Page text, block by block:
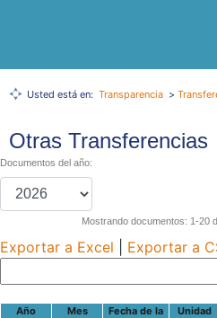
Usted está en: Transparencia >
Otras Transferencias
Documentos del año:
Mostrando documentos: 1-20
Exportar a Excel Exportar a
Año
Mes
Fecha de la
Unidad